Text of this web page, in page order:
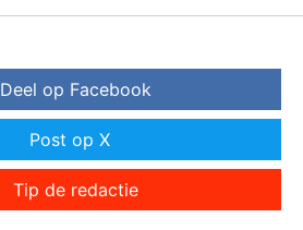
Deel op Facebook
Post op X
Tip de redactie